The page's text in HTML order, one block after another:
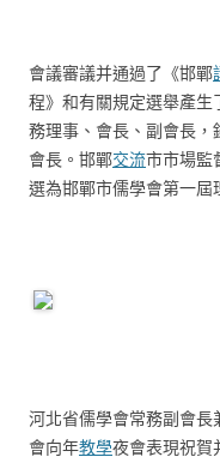
會議審議并通過了《邯鄲
程》和有關規定選舉產
務理事、會長、副會長
會長。邯鄲交流市市場監
選為邯鄲市儒學會第一屆
河北省儒學會常務副會
會向年教學夜會表現祝賀